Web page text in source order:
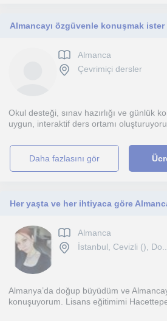
Almanca
Çevrimiçi dersler
Okul desteği, sınav hazırlığı ve günlük
uygun, interaktif ders ortamı
daha fazlasını gör
Her yaşta ve her ihtiyaca göre
Almanca
İstanbul, Cevizli (),
Almanya’da doğup büyüdüm ve
konuşuyorum. Lisans eğitimimi